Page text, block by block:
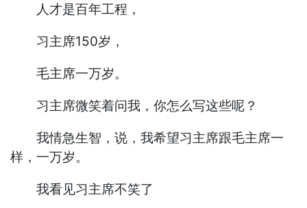
人才是百年工程，
习主席150岁，
毛主席一万岁。
习主席微笑着问我，你怎么写这些呢？
我情急生智，说，我希望习主席跟毛主席一
样，一万岁。
我看见习主席不笑了